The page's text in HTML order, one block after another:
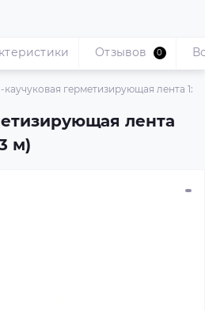
герметизирующая лента
лента
м)
Отзывов 0